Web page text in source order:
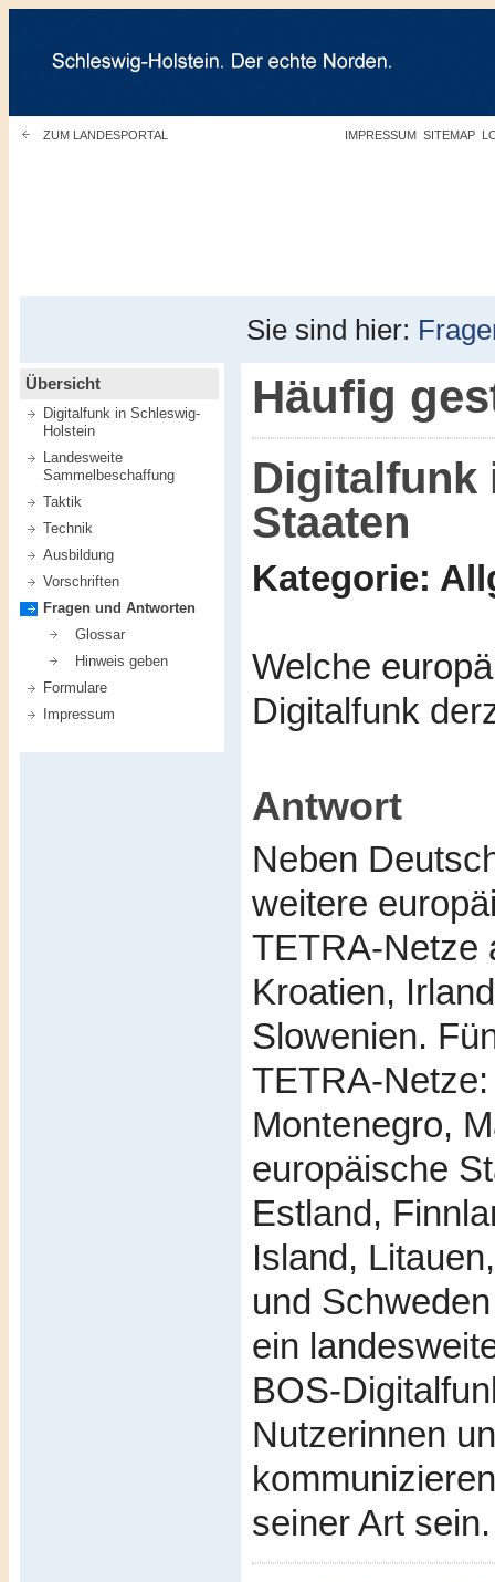
ZUM LANDESPORTAL IMPRESSUM SITEMAP
Sie sind hier:
Übersicht
Digitalfunk in Schleswig-
Holstein
Landesweite
Sammelbeschaffung
Taktik
Technik
Ausbildung
Vorschriften
Fragen und Antworten
Glossar
Hinweis geben
Formulare
Impressum
Häufig
Digitalfunk
Staaten
Kategorie:
Welche
Digitalfunk
Antwort
Neben
weitere
TETRA-Netze
Kroatien,
Slowenien.
TETRA-
Montenegro,
europäische
Estland,
Island,
und
ein
BOS-
Nutzerinnen
seiner Art sein.